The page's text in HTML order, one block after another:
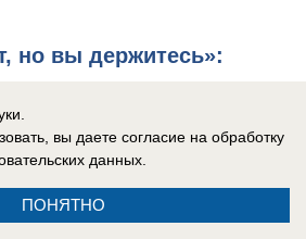
но вы держитесь»:
на ночную атаку
сочувствием
пообещал Зеленскому, что
вы даете согласие на обработку
данных.
ПОНЯТНО